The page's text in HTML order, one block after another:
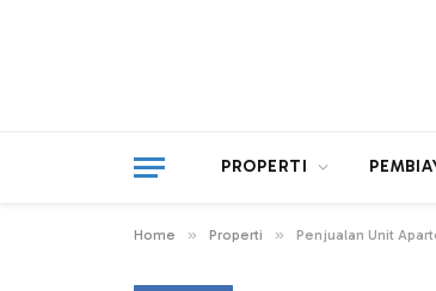
PROPERTI
Home » Properti » Penjualan Unit